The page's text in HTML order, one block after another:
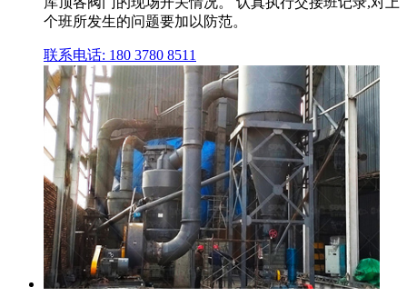
个班所发生的问题要加以防范。
联系电话: 180 3780 8511